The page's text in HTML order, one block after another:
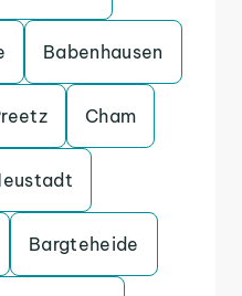
Babenhausen
Cham
Bargteheide